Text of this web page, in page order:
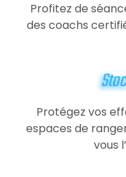
Profitez de
des coachs
Protégez vos
espaces de
vous